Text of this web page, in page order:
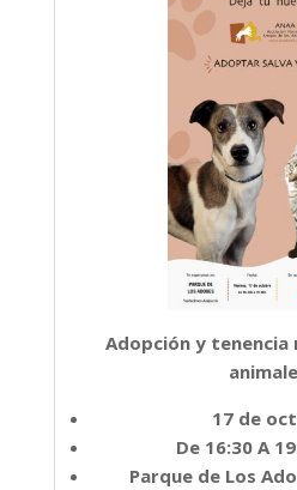
Adopción y tenencia
17 de
De 16:30 A
Parque de Los